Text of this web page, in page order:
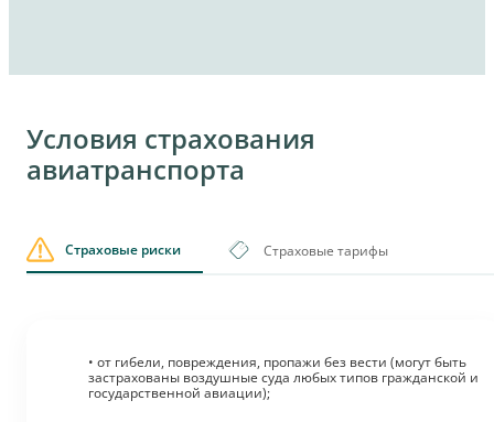
Условия страхования
авиатранспорта
Страховые риски Страховые тарифы
• от гибели, повреждения, пропажи без вести (могут быть
застрахованы воздушные суда любых типов гражданской и
государственной авиации);